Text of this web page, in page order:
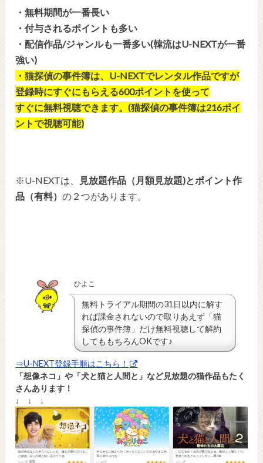
・無料期間が一番長い
・付与されるポイントも多い
・配信作品/ジャンルも一番多い(韓流はU-NEXTが一番
強い)
・猫探偵の事件簿は、U-NEXTでレンタル作品ですが
登録時にすぐにもらえる600ポイントを使って
すぐに無料視聴できます。(猫探偵の事件簿は216ポイ
ントで視聴可能)
※U-NEXTは、
見放題作品（月額見放題)とポイント作
品（有料）の２つがあります。
ひよこ
無料トライアル期間の31日以内に解す
れば課金されないので取りあえず「猫
探偵の事件簿」だけ無料視聴して解約
してももちろんOKです♪
⇒U-NEXT登録手順はこちら！
「想像ネコ」や「犬と猫と人間と」など見放題の猫作品もたく
さんあります！
↓ ↓ ↓